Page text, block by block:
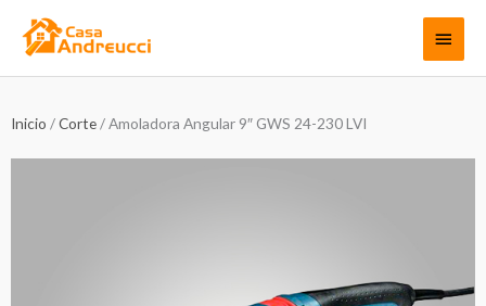
Menú
Inicio /Corte/ Amoladora Angular 9″ GWS 24-230 LVI